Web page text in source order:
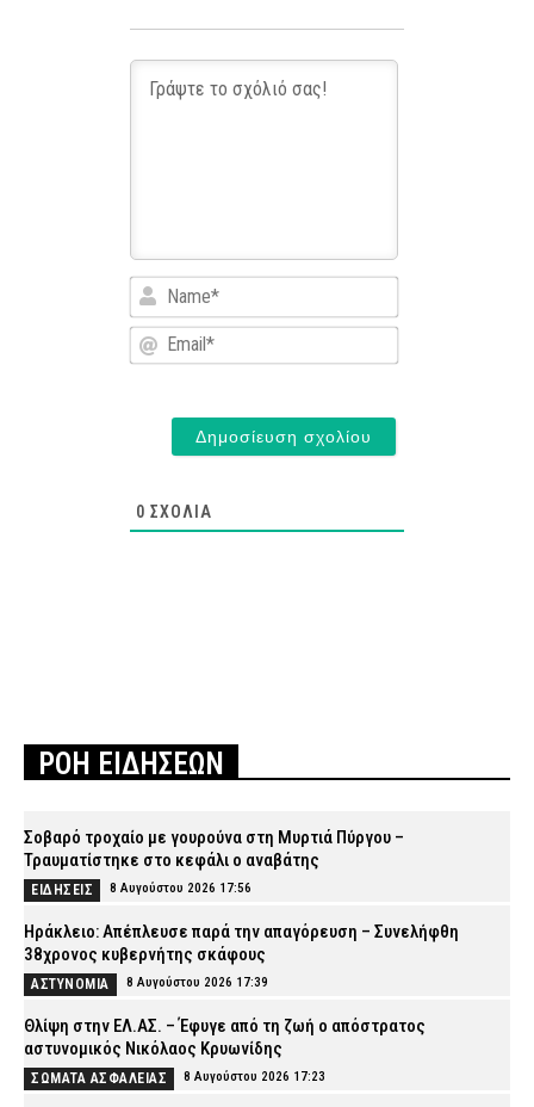
Name*
Email*
0 ΣΧΌΛΙΑ
ΡΟΗ ΕΙΔΗΣΕΩΝ
Σοβαρό τροχαίο με γουρούνα στη Μυρτιά Πύργου –
Τραυματίστηκε στο κεφάλι ο αναβάτης
ΕΙΔΗΣΕΙΣ 8 Αυγούστου 2026 17:56
Ηράκλειο: Απέπλευσε παρά την απαγόρευση – Συνελήφθη
38χρονος κυβερνήτης σκάφους
ΑΣΤΥΝΟΜΙΑ 8 Αυγούστου 2026 17:39
Θλίψη στην ΕΛ.ΑΣ. – Έφυγε από τη ζωή ο απόστρατος
αστυνομικός Νικόλαος Κρυωνίδης
ΣΩΜΑΤΑ ΑΣΦΑΛΕΙΑΣ 8 Αυγούστου 2026 17:23